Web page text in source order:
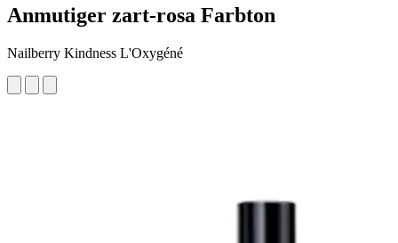
Anmutiger zart-rosa Farbton
Nailberry Kindness L'Oxygéné